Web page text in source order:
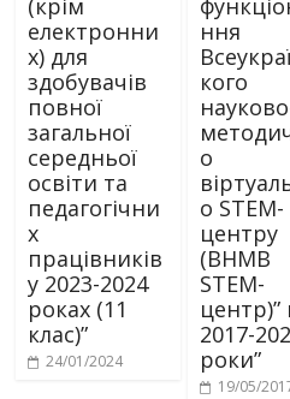
(крім
електронни
х) для
здобувачів
повної
загальної
середньої
освіти та
педагогічни
х
працівників
у 2023-2024
роках (11
клас)”
24/01/2024
ння
кого
о
о STEM-
центру
(ВНМВ
STEM-
центр)”
2017-
роки”
19/05/